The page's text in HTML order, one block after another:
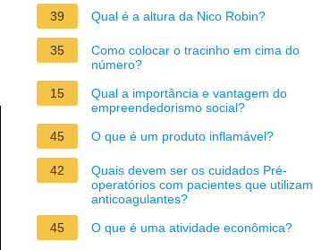
39 Qual é a altura da Nico Robin?
35
Como colocar o tracinho em cima do
número?
15
Qual a importância e vantagem do
empreendedorismo social?
45
O que é um produto inflamável?
42
Quais devem ser os cuidados Pré-
operatórios com pacientes que utilizam
anticoagulantes?
45
O que é uma atividade econômica?